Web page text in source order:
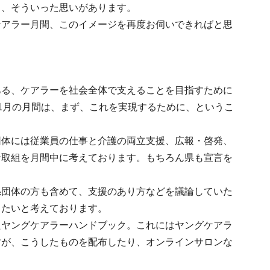
そういった思いがあります。
ラー月間、このイメージを再度お伺いできればと思
、ケアラーを社会全体で支えることを目指すために
の月間は、まず、これを実現するために、というこ
には従業員の仕事と介護の両立支援、広報・啓発、
組を月間中に考えております。もちろん県も宣言を
体の方も含めて、支援のあり方などを議論していた
いと考えております。
ングケアラーハンドブック。これにはヤングケアラ
、こうしたものを配布したり、オンラインサロンな